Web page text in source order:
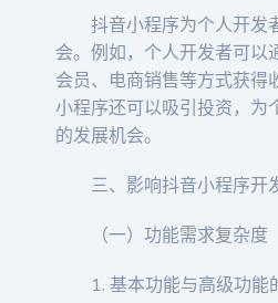
抖音小程序为个人开发
会。例如，个人开发者可以
会员、电商销售等方式获得
小程序还可以吸引投资，为
的发展机会。
三、影响抖音小程序开
（一）功能需求复杂度
1. 基本功能与高级功能